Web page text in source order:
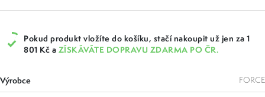
Pokud produkt vložíte do košíku, stačí nakoupit už jen za 1
801 Kč a ZÍSKÁVÁTE DOPRAVU ZDARMA PO ČR.
Výrobce FORCE